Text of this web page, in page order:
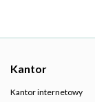
Kantor
Kantor internetowy